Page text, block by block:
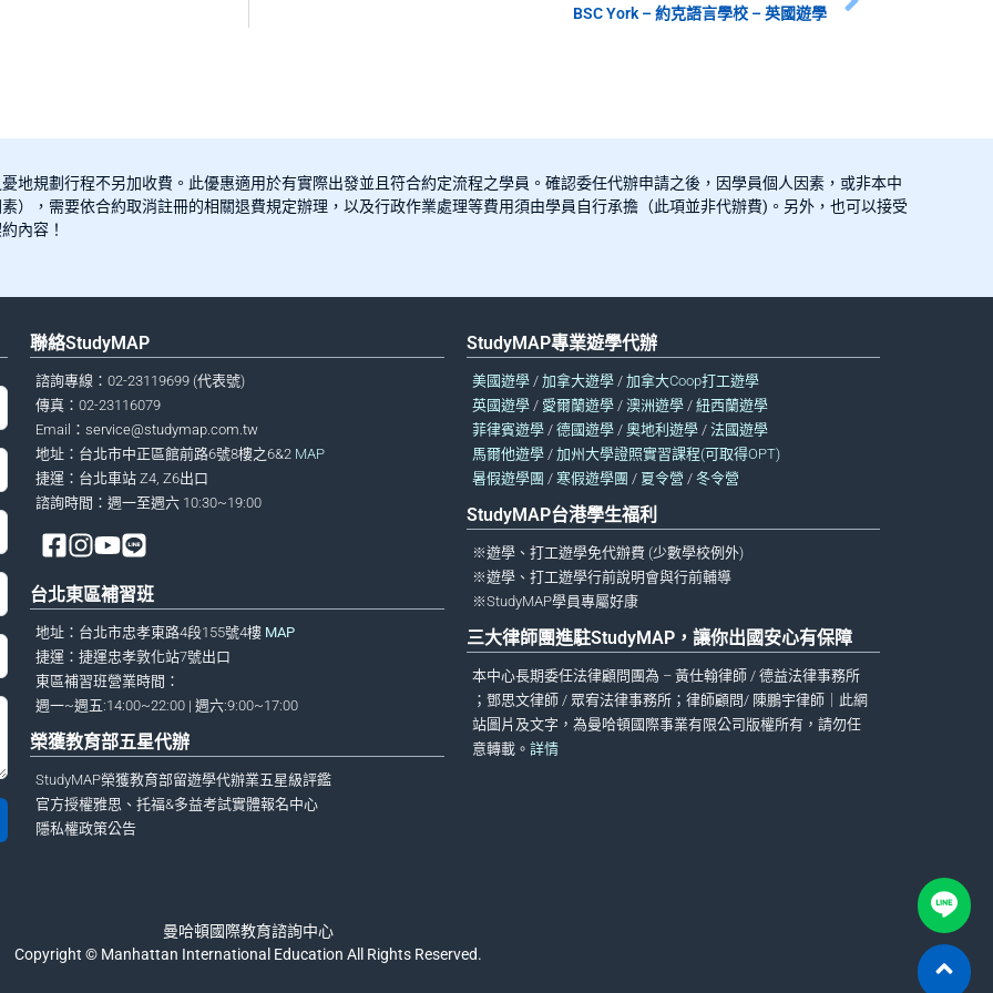
BSC York – 約克語言學校 – 英國遊學
規劃行程不另加收費。此優惠適用於有實際出發並且符合約定流程之學員。確認委任代辦申請之後，因學員個人因素，或非本中
），需要依合約取消註冊的相關退費規定辦理，以及行政作業處理等費用須由學員自行承擔（此項並非代辦費)。另外，也可以接受
內容！
聯絡StudyMAP
諮詢專線：02-23119699 (代表號)
傳真：02-23116079
Email：service@studymap.com.tw
地址：台北市中正區館前路6號8樓之6&2 MAP
捷運：台北車站 Z4, Z6出口
諮詢時間：週一至週六 10:30~19:00
台北東區補習班
地址：台北市忠孝東路4段155號4樓 MAP
捷運：捷運忠孝敦化站7號出口
東區補習班營業時間：
週一~週五:14:00~22:00 | 週六:9:00~17:00
榮獲教育部五星代辦
StudyMAP榮獲教育部留遊學代辦業五星級評鑑
官方授權雅思、托福&多益考試實體報名中心
隱私權政策公告
StudyMAP專業遊學代辦
美國遊學/ 加拿大遊學/ 加拿大Coop打工遊學
英國遊學/ 愛爾蘭遊學/ 澳洲遊學/ 紐西蘭遊學
菲律賓遊學/ 德國遊學/ 奧地利遊學/ 法國遊學
馬爾他遊學/ 加州大學證照實習課程(可取得OPT)
暑假遊學團 / 寒假遊學團 / 夏令營 / 冬令營
StudyMAP台港學生福利
※遊學、打工遊學免代辦費 (少數學校例外)
※遊學、打工遊學行前說明會與行前輔導
※StudyMAP學員專屬好康
三大律師團進駐StudyMAP，讓你出國安心有保障
本中心長期委任法律顧問團為 – 黃仕翰律師 / 德益法律事務所
；鄧思文律師 / 眾宥法律事務所；律師顧問/ 陳鵬宇律師｜此網
站圖片及文字，為曼哈頓國際事業有限公司版權所有，請勿任
意轉載。 詳情
曼哈頓國際教育諮詢中心
Copyright © Manhattan International Education All Rights Reserved.